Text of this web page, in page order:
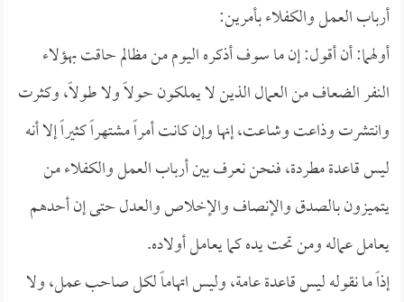
أرباب العمل والكفلاء بأمرين:
أولهما: أن أقول: إن ما سوف أذكره اليوم من مظالم حاقت بهؤلاء
النفر الضعاف من العمال الذين لا يملكون حولاً ولا طولاً، وكثرت
وانتشرت وذاعت وشاعت، إنها وإن كانت أمراً مشتهراً كثيراً إلا أنه
ليس قاعدة مطردة، فنحن نعرف بين أرباب العمل والكفلاء من
يتميزون بالصدق والإنصاف والإخلاص والعدل حتى إن أحدهم
يعامل عماله ومن تحت يده كما يعامل أولاده.
إذاً ما نقوله ليس قاعدة عامة، وليس اتهاماً لكل صاحب عمل، ولا